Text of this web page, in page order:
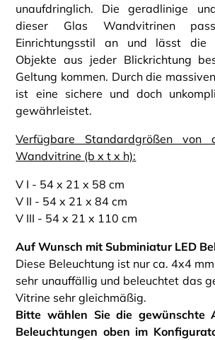
unaufdringlich. Die geradlinige
dieser Glas Wandvitrinen
Einrichtungsstil an und lässt die
Objekte aus jeder Blickrichtung
Geltung kommen. Durch die
ist eine sichere und doch
gewährleistet.
Verfügbare Standardgrößen von
Wandvitrine (b x t x h):
V I - 54 x 21 x 58 cm
V II - 54 x 21 x 84 cm
V III - 54 x 21 x 110 cm
Auf Wunsch mit Subminiatur LED
Diese Beleuchtung ist nur ca. 4x4
sehr unauffällig und beleuchtet das
Vitrine sehr gleichmäßig.
Bitte wählen Sie die gewünschte
Beleuchtungen oben im